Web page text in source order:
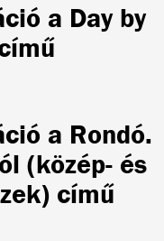
a Day by
a Rondó.
(közép- és
című